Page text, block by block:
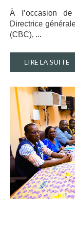
À l’occasion
Directrice
(CBC), ...
LIRE LA SUITE